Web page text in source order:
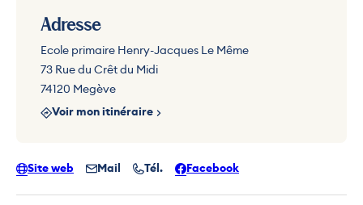
Adresse
Ecole primaire Henry-Jacques Le Même
73 Rue du Crêt du Midi
74120 Megève
Voir mon itinéraire
Site web Mail Tél. Facebook